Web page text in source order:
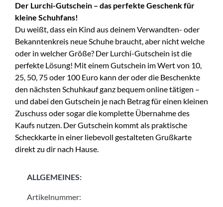
Der Lurchi-Gutschein – das perfekte Geschenk für
kleine Schuhfans!
Du weißt, dass ein Kind aus deinem Verwandten- oder
Bekanntenkreis neue Schuhe braucht, aber nicht welche
oder in welcher Größe? Der Lurchi-Gutschein ist die
perfekte Lösung! Mit einem Gutschein im Wert von 10,
25, 50, 75 oder 100 Euro kann der oder die Beschenkte
den nächsten Schuhkauf ganz bequem online tätigen –
und dabei den Gutschein je nach Betrag für einen kleinen
Zuschuss oder sogar die komplette Übernahme des
Kaufs nutzen. Der Gutschein kommt als praktische
Scheckkarte in einer liebevoll gestalteten Grußkarte
direkt zu dir nach Hause.
ALLGEMEINES:
Artikelnummer: